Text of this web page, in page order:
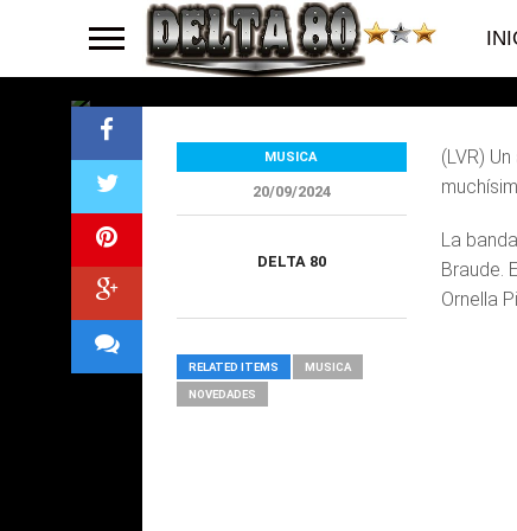
urbana
(LVR)
La
Braude.
Ornella
MUSICA
20/09/2024
DELTA 80
RELATED ITEMS MUSICA
NOVEDADES